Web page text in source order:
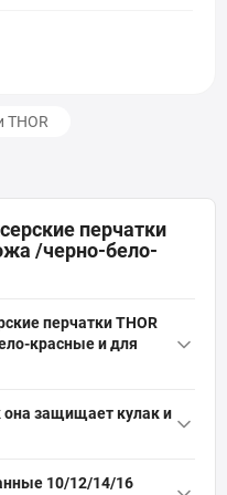
THOR
перчатки
/черно-бело-
перчатки THOR
красные и для
кожи с тришаровым
подходят для
она защищает кулак и
10/12/14/16